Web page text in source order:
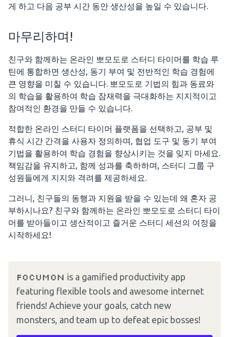
게 하고 다음 공부 시간 동안 생산성을 높일 수 있습니다.
마무리하며!
친구와 함께하는 온라인 뽀모도로 스터디 타이머를 학습 루
틴에 통합하면 생산성, 동기 부여 및 전반적인 학습 경험에
큰 영향을 미칠 수 있습니다. 뽀모도로 기법의 힘과 동료와
의 학습을 활용하여 학습 잠재력을 극대화하는 지지적이고
참여적인 환경을 만들 수 있습니다.
적합한 온라인 스터디 타이머 플랫폼을 선택하고, 공부 및
휴식 시간 간격을 사용자 정의하며, 협업 도구 및 동기 부여
기법을 활용하여 학습 경험을 향상시키는 것을 잊지 마세요.
책임감을 유지하고, 함께 성과를 축하하며, 스터디 그룹 구
성원들에게 지지와 격려를 제공하세요.
그러니, 친구들의 동행과 지원을 받을 수 있는데 왜 혼자 공
부하시나요? 친구와 함께하는 온라인 뽀모도로 스터디 타이
머를 받아들이고 생산적이고 즐거운 스터디 세션의 여정을
시작하세요!
Focumon is a gamified productivity app
featuring flexible tools and awesome internet
friends! Achieve your goals, catch new
monsters, and team up to defeat epic bosses!